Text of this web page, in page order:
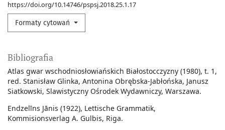
https://doi.org/10.14746/pspsj.2018.25.1.17
Formaty cytowań
Bibliografia
Atlas gwar wschodniosłowiańskich Białostocczyzny (1980), t. 1,
red. Stanisław Glinka, Antonina Obrębska-Jabłońska, Janusz
Siatkowski, Slawistyczny Ośrodek Wydawniczy, Warszawa.
Endzelīns Jānis (1922), Lettische Grammatik,
Kommisionsverlag A. Gulbis, Riga.